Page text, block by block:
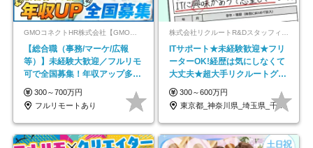
GMOコネクトHR株式会社【GMOインターネットグループ】
【総合職（事務/マーケ/広報
等）】未経験大歓迎／フルリモ
可で全国募集！年収アップ多数
★年休最大130日★
300～700万円
フルリモートあり
ITサポート★未経験歓迎★フリ
ーターOK!経歴は気にしなくて
大丈夫★超大手リクルートグル
ープの正社員/sg
300～600万円
東京都_神奈川県_埼玉県_千葉県_大阪府…